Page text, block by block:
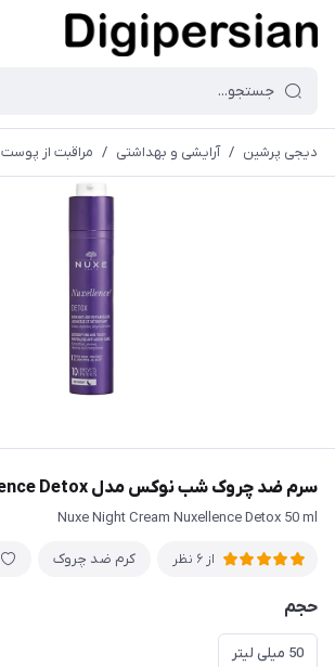
دیجی پرشین / آرایشی و بهداشتی / مراقبت از پوست
سرم ضد چروک شب نوکس مدل Nuxellence Detox
Nuxe Night Cream Nuxellence Detox 50 ml
از 6 نظر کرم ضد چروک
حجم
50 میلی لیتر